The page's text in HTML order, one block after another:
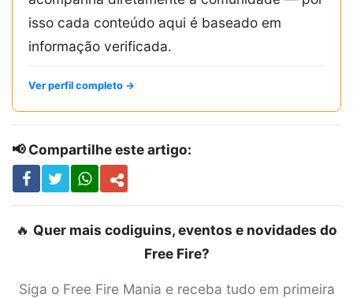
isso cada conteúdo aqui é baseado em
informação verificada.
Ver perfil completo →
📢 Compartilhe este artigo:
🔥 Quer mais codiguins, eventos e novidades do
Free Fire?
Siga o Free Fire Mania e receba tudo em primeira